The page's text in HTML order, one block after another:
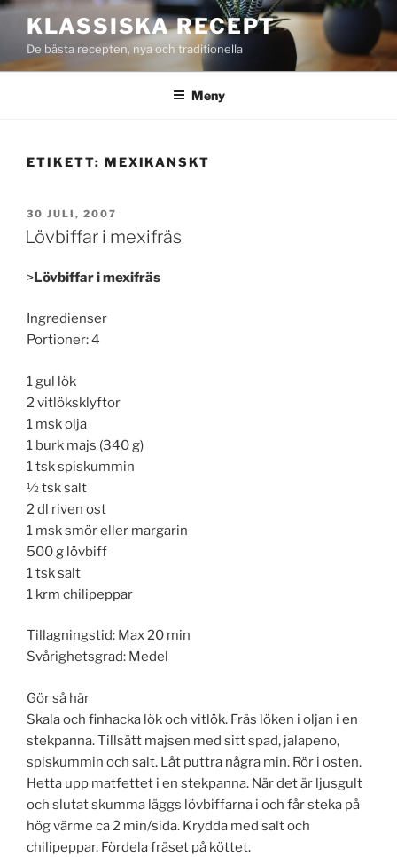
Hoppa
innehåll
KLASSISKA RECEPT
De bästa recepten, nya och traditionella
Meny
ETIKETT: MEXIKANSKT
PUBLICERAT
30 JULI, 2007
Lövbiffar i mexifräs
>Lövbiffar i mexifräs
Ingredienser
Portioner: 4
1 gul lök
2 vitlöksklyftor
1 msk olja
1 burk majs (340 g)
1 tsk spiskummin
½ tsk salt
2 dl riven ost
1 msk smör eller margarin
500 g lövbiff
1 tsk salt
1 krm chilipeppar
Tillagningstid: Max 20 min
Svårighetsgrad: Medel
Gör så här
Skala och finhacka lök och vitlök. Fräs löken i oljan i en
stekpanna. Tillsätt majsen med sitt spad, jalapeno,
spiskummin och salt. Låt puttra några min. Rör i osten.
Hetta upp matfettet i en stekpanna. När det är ljusgult
och slutat skumma läggs lövbiffarna i och får steka på
hög värme ca 2 min/sida. Krydda med salt och
chilipeppar. Fördela fräset på köttet.